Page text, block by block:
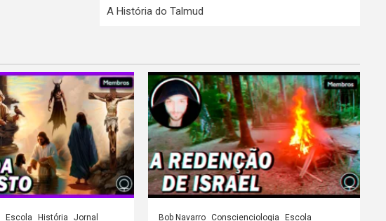
A História do Talmud
Escola História Jornal Bob Navarro Conscienciologia Escola